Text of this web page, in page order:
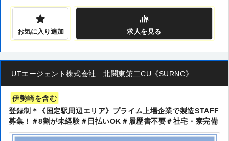
お気に入り追加 求人を見る
UTエージェント株式会社 北関東第二CU《SURNC》
伊勢崎を含む
登録制＊《国定駅周辺エリア》プライム上場企業で製造STAFF
募集！＃8割が未経験＃日払いOK＃履歴書不要＃社宅・寮完備